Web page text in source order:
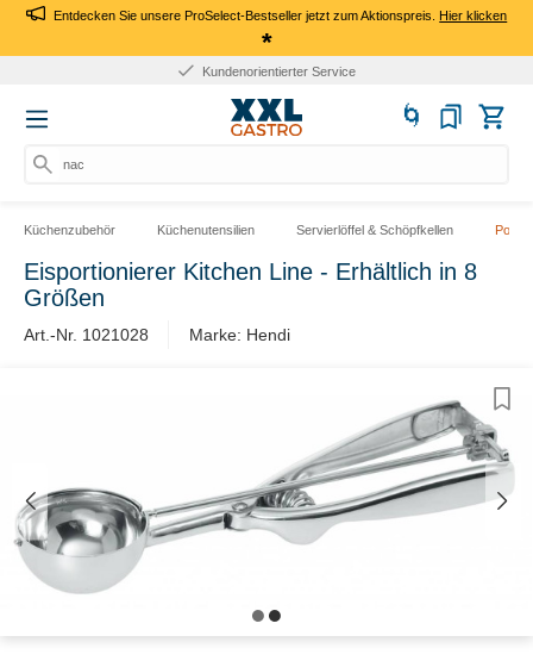
Entdecken Sie unsere ProSelect-Bestseller jetzt zum Aktionspreis.Hier klicken
*
Kundenorientierter Service
nach P
Küchenzubehör Küchenutensilien Servierlöffel & Schöpfkellen
Eisportionierer Kitchen Line - Erhältlich in 8
Größen
Art.-Nr. 1021028 Marke: Hendi